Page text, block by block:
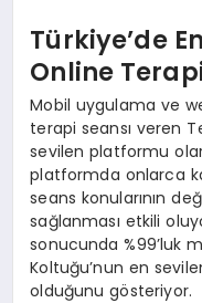
Türkiye’de
Online
Mobil uygulama ve
terapi seansı veren
sevilen platformu
platformda onlarca
seans konularının
sağlanması etkili
sonucunda %99’luk
Koltuğu’nun en
olduğunu gösteriyor.